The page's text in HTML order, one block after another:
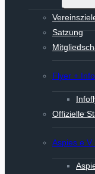
Satzung
Flyer +
Offizielle
Aspies